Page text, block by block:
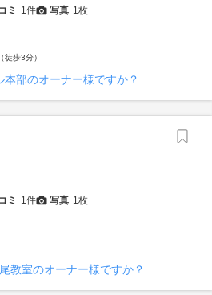
ミ 1件 写真 1枚
歩3分）
本部のオーナー様ですか？
ミ 1件 写真 1枚
教室のオーナー様ですか？